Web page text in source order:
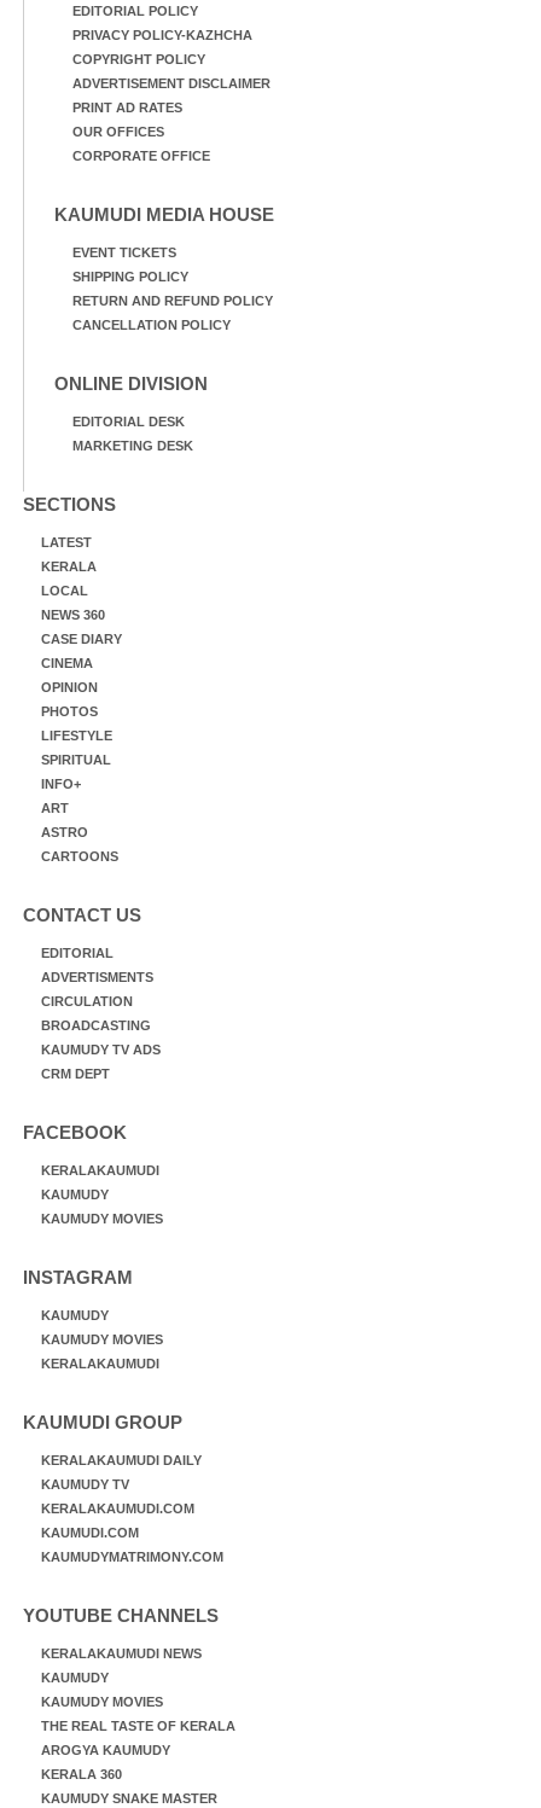
EDITORIAL POLICY
PRIVACY POLICY-KAZHCHA
COPYRIGHT POLICY
ADVERTISEMENT DISCLAIMER
PRINT AD RATES
OUR OFFICES
CORPORATE OFFICE
KAUMUDI MEDIA HOUSE
EVENT TICKETS
SHIPPING POLICY
RETURN AND REFUND POLICY
CANCELLATION POLICY
ONLINE DIVISION
EDITORIAL DESK
MARKETING DESK
SECTIONS
LATEST
KERALA
LOCAL
NEWS 360
CASE DIARY
CINEMA
OPINION
PHOTOS
LIFESTYLE
SPIRITUAL
INFO+
ART
ASTRO
CARTOONS
CONTACT US
EDITORIAL
ADVERTISMENTS
CIRCULATION
BROADCASTING
KAUMUDY TV ADS
CRM DEPT
FACEBOOK
KERALAKAUMUDI
KAUMUDY
KAUMUDY MOVIES
INSTAGRAM
KAUMUDY
KAUMUDY MOVIES
KERALAKAUMUDI
KAUMUDI GROUP
KERALAKAUMUDI DAILY
KAUMUDY TV
KERALAKAUMUDI.COM
KAUMUDI.COM
KAUMUDYMATRIMONY.COM
YOUTUBE CHANNELS
KERALAKAUMUDI NEWS
KAUMUDY
KAUMUDY MOVIES
THE REAL TASTE OF KERALA
AROGYA KAUMUDY
KERALA 360
KAUMUDY SNAKE MASTER